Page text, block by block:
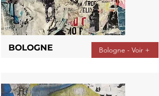
BOLOGNE Bologne - Voir +